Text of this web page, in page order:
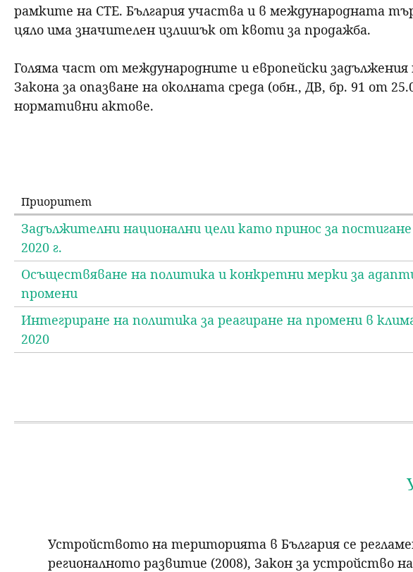
рамките на СТЕ. България участва и в международната
цяло има значителен излишък от квоти за продажба.
Голяма част от международните и европейски
Закона за опазване на околната среда (обн., ДВ, бр. 91 от
нормативни актове.
Приоритет
Задължителни национални цели като принос за
2020 г.
Осъществяване на политика и конкретни мерки за
промени
Интегриране на политика за реагиране на промени в
2020
Устройството на територията в България се
регионалното развитие (2008), Закон за устройство